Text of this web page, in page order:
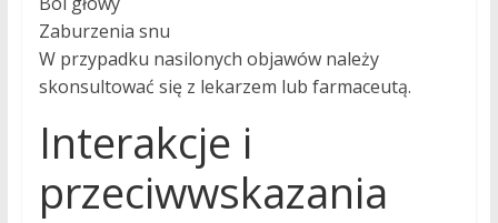
Zaburzenia snu
W przypadku nasilonych objawów należy
skonsultować się z lekarzem lub farmaceutą.
Interakcje i
przeciwwskazania